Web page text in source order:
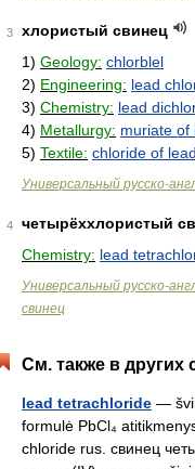
3
хлористый свинец
1) Geology: chlorblel
2) Engineering: lead
3) Chemistry: lead
4) Metallurgy: muriate of
5) Textile: chloride of lead
Универсальный русско-
4
четырёххлористый
Chemistry: lead
Универсальный русско-
свинец
См. также в других
lead tetrachloride —
formulė PbCl₄
chloride rus. свинец